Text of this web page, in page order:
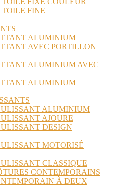
TOILE FIXE COULEUR
FINE
ALUMINIUM
AVEC PORTILLON
ALUMINIUM AVEC
ALUMINIUM
ALUMINIUM
AJOURE
DESIGN
MOTORISÉ
CLASSIQUE
CONTEMPORAINS
À DEUX